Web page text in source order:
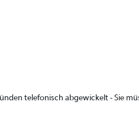
telefonisch abgewickelt - Sie